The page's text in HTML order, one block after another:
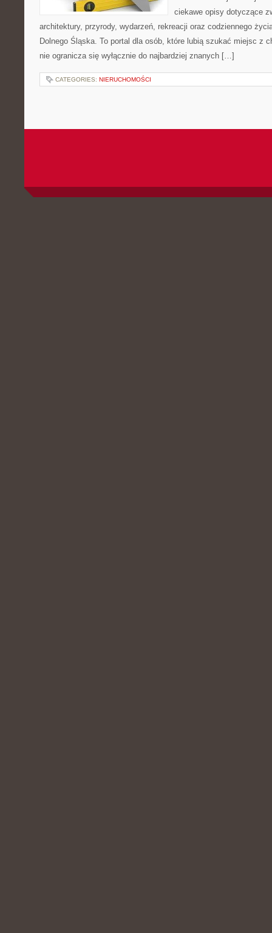
ciekawe opisy dotyczące
architektury, przyrody, wydarzeń, rekreacji oraz codziennego
Dolnego Śląska. To portal dla osób, które lubią szukać miejsc z
nie ogranicza się wyłącznie do najbardziej znanych […]
CATEGORIES: NIERUCHOMOŚCI